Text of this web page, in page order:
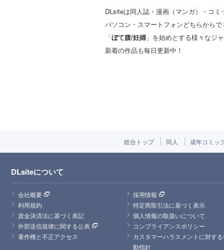
DLsiteは同人誌・漫画（マンガ）・コ
パソコン・スマートフォンどちらから
「ぼて腹/妊婦 」を始めとする様々なジ
新着の作品も毎日更新中！
総合トップ 同人 成年コミッ
DLsiteについて
会社概要
採用情報
利用規約
特定商取引法に基づく表示
資金決済法に基づく表記
個人情報の取扱いについて
外部送信規律に関する公表
コンプライアンスポリシー
著作権と不正アクセス
カスタマーハラスメントに対す
動指針